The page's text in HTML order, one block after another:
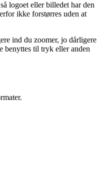
logoet eller billedet har den
ikke forstørres uden at
ind du zoomer, jo dårligere
benyttes til tryk eller anden